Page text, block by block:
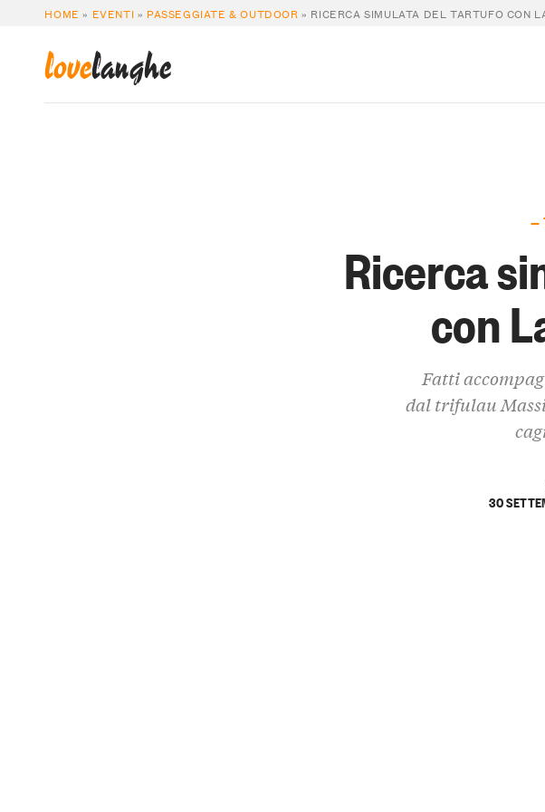
HOME » EVENTI » PASSEGGIATE & OUTDOOR » RICERCA SIMULATA DEL TARTUFO CON
lovelanghe
—
Ricerca
con
Fatti
dal trifulau
30